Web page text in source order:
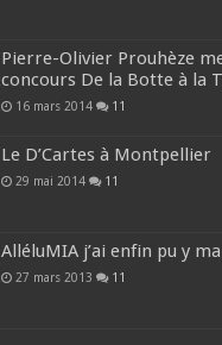
Pierre-Olivier Prouhèze
concours De la Botte à la
16 mars 2014 11
Le D’Cartes à Montpellier
29 mai 2014 11
AlléluMIA j’ai enfin pu y
27 mars 2013 11